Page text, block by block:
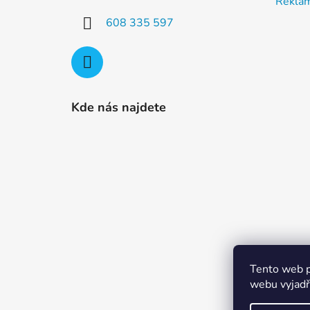
Tento web
webu
608 335 597
Kde nás najdete